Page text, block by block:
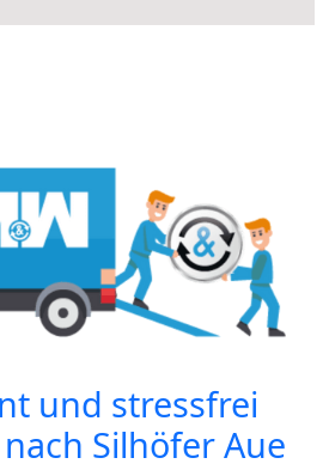
und stressfrei
Silhöfer Aue